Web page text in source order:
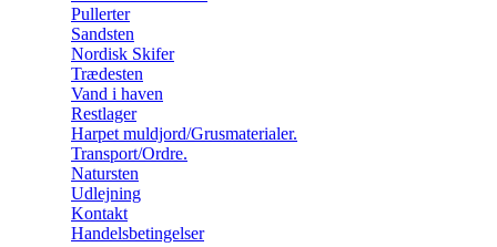
Pullerter
Sandsten
Nordisk Skifer
Trædesten
Vand i haven
Restlager
Harpet muldjord/Grusmaterialer.
Transport/Ordre.
Natursten
Udlejning
Kontakt
Handelsbetingelser